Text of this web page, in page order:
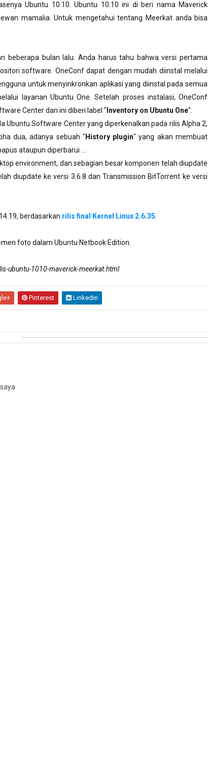
Ubuntu 10.10.Ubuntu 10.10ini di beri nama Maverick
mamalia .Untuk mengetahui tentang Meerkat anda bisa
beberapa bulan lalu Anda harus tahu bahwa versi pertama
software. OneConf dapat dengan mudah diinstal melalui
untuk menyinkronkan aplikasi yang diinstal pada semua
layanan Ubuntu One.Setelah proses instalasi, OneConf
Centerdan ini diberi label " Inventory on Ubuntu One".
Ubuntu Software Center yang diperkenalkan pada rilis Alpha 2,
dua, adanya sebuah " History plugin" yang akan membuat
ataupun diperbarui ...
environment, dan sebagian besar komponen telah diupdate
diupdate ke versi 3.6.8 dan Transmission BitTorrent ke versi
berdasarkan rilis final Kernel Linux 2.6.35
foto dalam Ubuntu Netbook Edition.
ubuntu-1010-maverick-meerkat.html
Pinterest Linkedin